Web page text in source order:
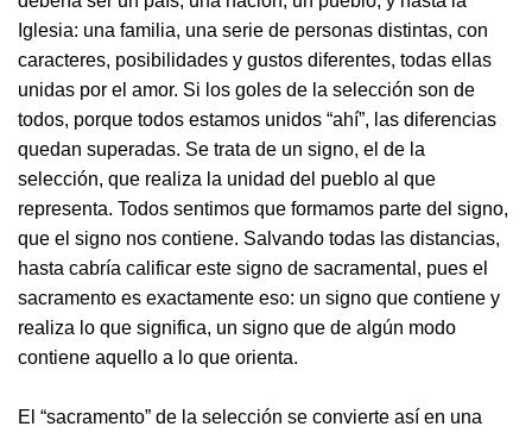
Iglesia: una familia, una serie de personas distintas, con
caracteres, posibilidades y gustos diferentes, todas ellas
unidas por el amor. Si los goles de la selección son de
todos, porque todos estamos unidos “ahí”, las diferencias
quedan superadas. Se trata de un signo, el de la
selección, que realiza la unidad del pueblo al que
representa. Todos sentimos que formamos parte del signo,
que el signo nos contiene. Salvando todas las distancias,
hasta cabría calificar este signo de sacramental, pues el
sacramento es exactamente eso: un signo que contiene y
realiza lo que significa, un signo que de algún modo
contiene aquello a lo que orienta.
El “sacramento” de la selección se convierte así en una